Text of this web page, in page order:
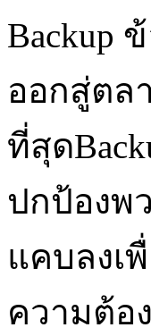
Backup
ออกสู่ตล
ที่สุด
ปกป้องพ
แคบลงเ
ความต้อ